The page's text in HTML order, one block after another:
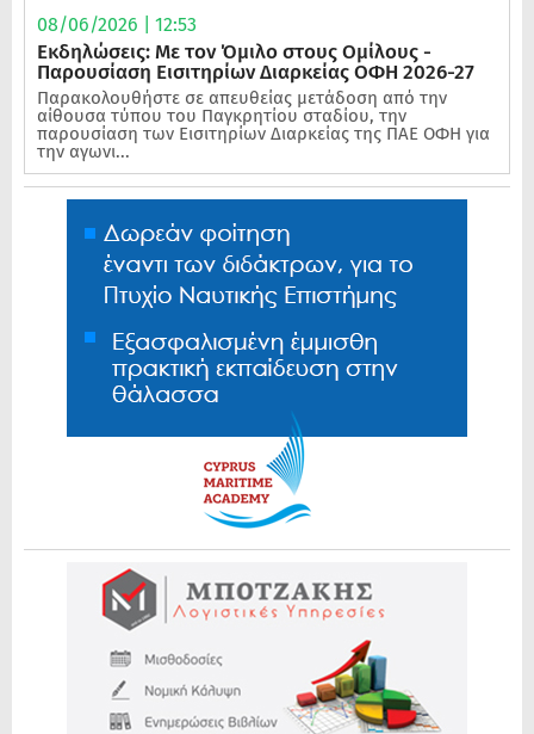
08/06/2026 | 12:53
Εκδηλώσεις: Με τον Όμιλο στους Ομίλους -
Παρουσίαση Εισιτηρίων Διαρκείας ΟΦΗ 2026-27
Παρακολουθήστε σε απευθείας μετάδοση από την
αίθουσα τύπου του Παγκρητίου σταδίου, την
παρουσίαση των Εισιτηρίων Διαρκείας της ΠΑΕ ΟΦΗ για
την αγωνι...